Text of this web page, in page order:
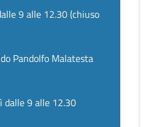
9 alle 12.30 (chiuso
Pandolfo Malatesta
dalle 9 alle 12.30